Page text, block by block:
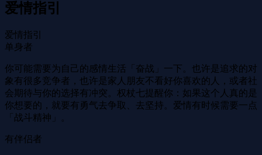
爱情指引
爱情指引
单身者
你可能需要为自己的感情生活「奋战」一下。也许是追求的对
象有很多竞争者，也许是家人朋友不看好你喜欢的人，或者社
会期待与你的选择有冲突。权杖七提醒你：如果这个人真的是
你想要的，就要有勇气去争取、去坚持。爱情有时候需要一点
「战斗精神」。
有伴侣者